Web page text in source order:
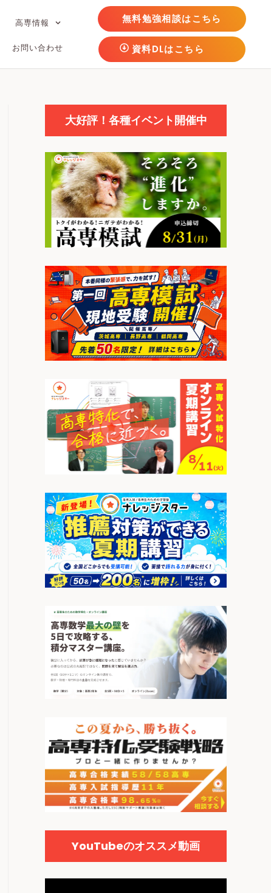
高専情報
お問い合わせ
無料勉強相談はこちら
資料DLはこちら
大好評！各種イベント開催中
YouTubeのオススメ動画